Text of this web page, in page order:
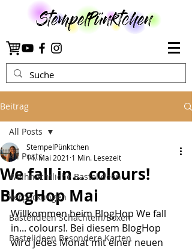
Beitrag
All Posts
Weihnachtliche Bastelideen
Verpackungen
Bastelideen Schachteln/Boxen
Bastelideen Besondere Karten
All Posts
We fall in... colours!
BlogHop Mai
StempelPünktchen
14. Mai 2021 1 Min. Lesezeit
Willkommen beim BlogHop We fall
in... colours!. Bei diesem BlogHop
wird jedes Monat mit einer neuen